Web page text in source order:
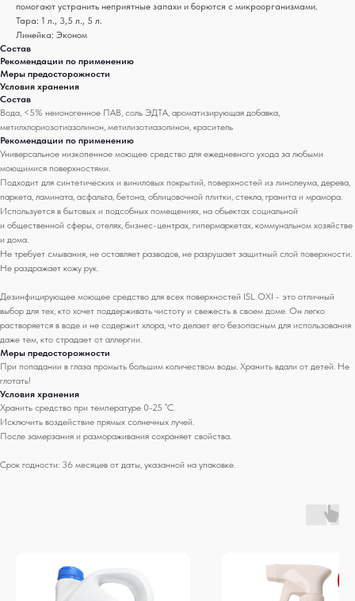
помогают устранить неприятные запахи и борются с микроорганизмами.
Тара: 1 л., 3,5 л., 5 л.
Линейка: Эконом
Состав
Рекомендации по применению
Меры предосторожности
Условия хранения
Состав
Вода, <5% неионогенное ПАВ, соль ЭДТА, ароматизирующая добавка,
метилхлориозотиазолинон, метилизотиазолинон, краситель
Рекомендации по применению
Универсальное низкопенное моющее средство для ежедневного ухода за любыми
моющимися поверхностями.
Подходит для синтетических и виниловых покрытий, поверхностей из линолеума, дерева,
паркета, ламината, асфальта, бетона, облицовочной плитки, стекла, гранита и мрамора.
Используется в бытовых и подсобных помещениях, на обьектах социальной
и общественной сферы, отелях, бизнес-центрах, гипермаркетах, коммунальном хозяйстве
и дома.
Не требует смывания, не оставляет разводов, не разрушает защитный слой поверхности.
Не раздражает кожу рук.
Дезинфицирующее моющее средство для всех поверхностей ISL OXI - это отличный
выбор для тех, кто хочет поддерживать чистоту и свежесть в своем доме. Он легко
растворяется в воде и не содержит хлора, что делает его безопасным для использования
даже тем, кто страдает от аллергии.
Меры предосторожности
При попадании в глаза промыть большим количеством воды. Хранить вдали от детей. Не
глотать!
Условия хранения
Хранить средство при температуре 0-25 ˚С.
Исключить воздействие прямых солнечных лучей.
После замерзания и размораживания сохраняет свойства.
Срок годности: 36 месяцев от даты, указанной на упаковке.